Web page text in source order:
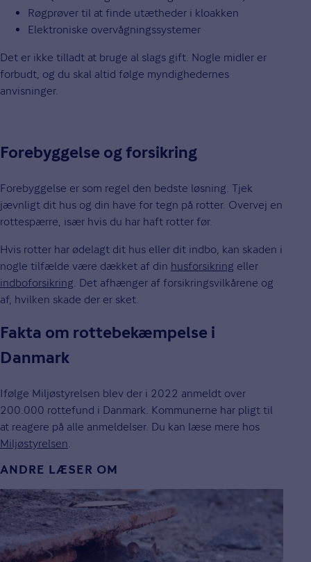
Røgprøver til at finde utætheder i kloakken
Elektroniske overvågningssystemer
Det er ikke tilladt at bruge al slags gift. Nogle midler er
forbudt, og du skal altid følge myndighedernes
anvisninger.
Forebyggelse og forsikring
Forebyggelse er som regel den bedste løsning. Tjek
jævnligt dit hus og din have for tegn på rotter. Overvej en
rottespærre, især hvis du har haft rotter før.
Hvis rotter har ødelagt dit hus eller dit indbo, kan skaden i
nogle tilfælde være dækket af din husforsikring eller
indboforsikring . Det afhænger af forsikringsvilkårene og
af, hvilken skade der er sket.
Fakta om rottebekæmpelse i
Danmark
Ifølge Miljøstyrelsen blev der i 2022 anmeldt over
200.000 rottefund i Danmark. Kommunerne har pligt til
at reagere på alle anmeldelser. Du kan læse mere hos
Miljøstyrelsen.
ANDRE LÆSER OM